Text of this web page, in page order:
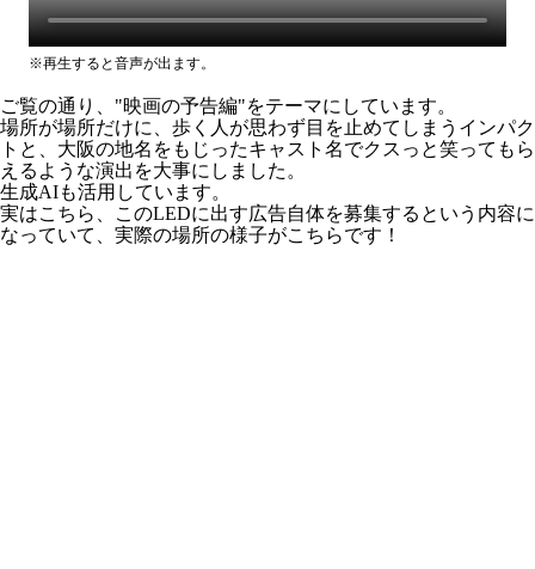
※再生すると音声が出ます。
ご覧の通り、"映画の予告編"をテーマにしています。
場所が場所だけに、歩く人が思わず目を止めてしまうインパク
トと、大阪の地名をもじったキャスト名でクスっと笑ってもら
えるような演出を大事にしました。
生成AIも活用しています。
実はこちら、このLEDに出す広告自体を募集するという内容に
なっていて、実際の場所の様子がこちらです！